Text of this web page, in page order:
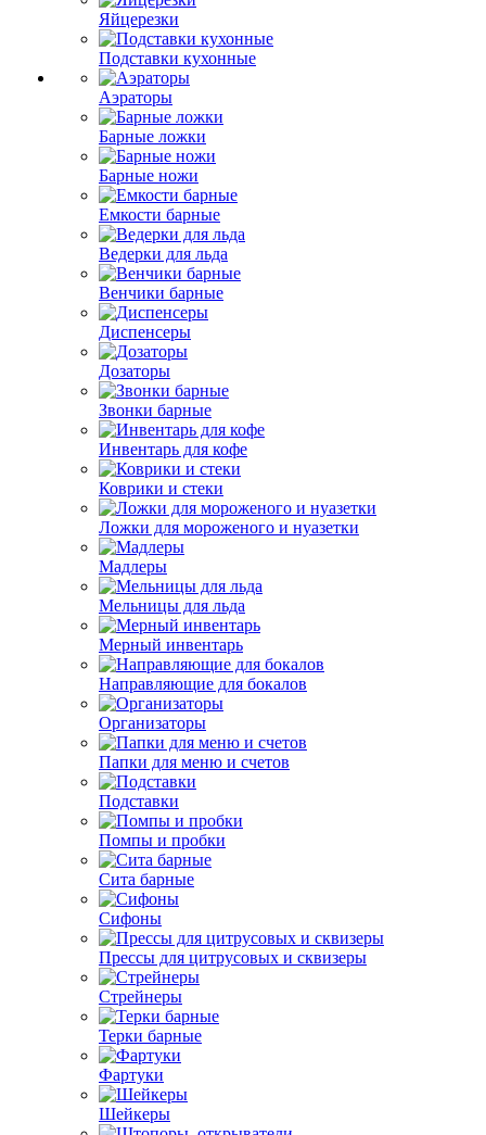
Яйцерезки
Подставки кухонные
Аэраторы
Барные ложки
Барные ножи
Емкости барные
Ведерки для льда
Венчики барные
Диспенсеры
Дозаторы
Звонки барные
Инвентарь для кофе
Коврики и стеки
Ложки для мороженого и нуазетки
Мадлеры
Мельницы для льда
Мерный инвентарь
Направляющие для бокалов
Организаторы
Папки для меню и счетов
Подставки
Помпы и пробки
Сита барные
Сифоны
Прессы для цитрусовых и сквизеры
Стрейнеры
Терки барные
Фартуки
Шейкеры